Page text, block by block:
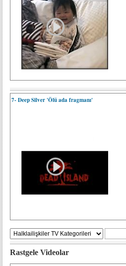
7- Deep Silver 'Ölü ada fragmanı'
Rastgele Videolar